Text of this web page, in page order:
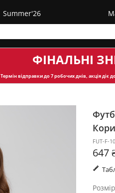
Summer'26
ФІНАЛЬНІ
Термін відправкидо 7 робочих днів, акція діє
FUT-F-
647